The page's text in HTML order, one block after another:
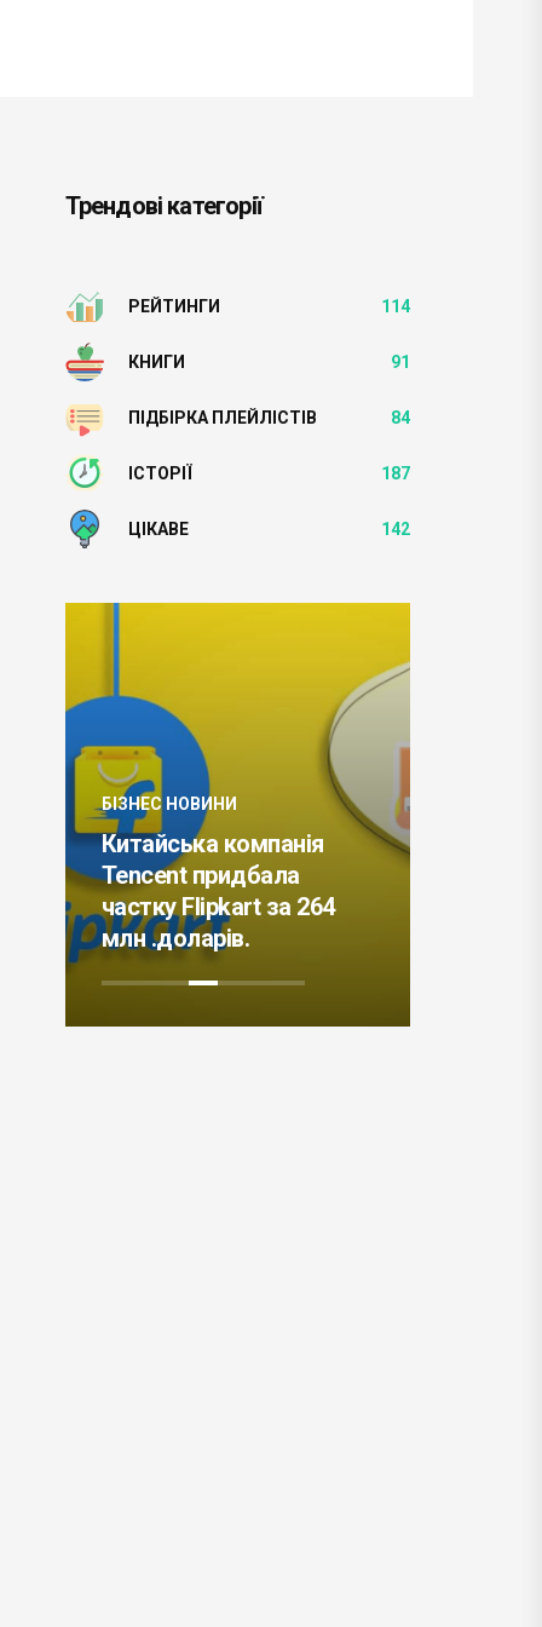
Трендові категорії
РЕЙТИНГИ 114
КНИГИ 91
ПІДБІРКА ПЛЕЙЛІСТІВ 84
ІСТОРІЇ 187
ЦІКАВЕ 142
БІЗНЕС НОВИНИ
Китайська компанія
Tencent придбала
частку Flipkart за 264
млн .доларів.